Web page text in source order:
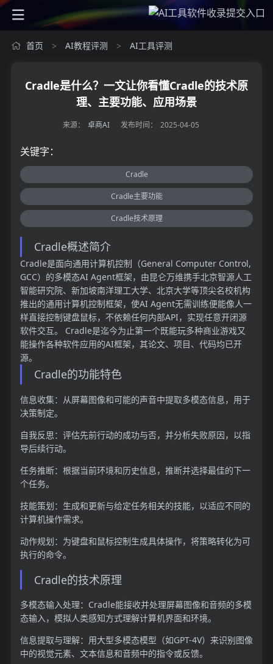
首页 > AI教程评测 > AI工具评测
Cradle是什么？一文让你看懂Cradle的技术原
理、主要功能、应用场景
来源： 卓商AI 发布时间： 2025-04-05
关键字：
Cradle
Cradle主要功能
Cradle技术原理
Cradle概述简介
Cradle是面向通用计算机控制（General Computer Control,
GCC）的多模态AI Agent框架，由昆仑万维携手北京智源人工
智能研究院、新加坡南洋理工大学、北京大学等顶尖名校机构
推出的通用计算机控制框架，使AI Agent无需训练便能像人一
样直接控制键盘鼠标，不依赖任何内部API，实现任意开闭源
软件交互。 Cradle是迄今为止第一个既能玩多种商业游戏又
能操作各种软件应用的AI框架，其论文、项目、代码均已开
源。
Cradle的功能特色
信息收集：从屏幕图像和可能的声音中提取多模态信息，用于
决策制定。
自我反思：评估先前行动的成功与否，并分析失败原因，以指
导后续行动。
任务推断：根据当前环境和历史信息，推断并选择最佳的下一
个任务。
技能策划：生成和更新与给定任务相关的技能，以适应不同的
计算机操作需求。
动作规划：为键盘和鼠标控制生成具体操作，将策略转化为可
执行的命令。
Cradle的技术原理
多模态输入处理：Cradle能接收并处理屏幕图像和音频的多模
态输入，模拟人类感知方式理解计算机界面和环境。
信息提取与理解：用大型多模态模型（如GPT-4V）来识别图像
中的视觉元素、文本信息和音频中的指令或反馈。